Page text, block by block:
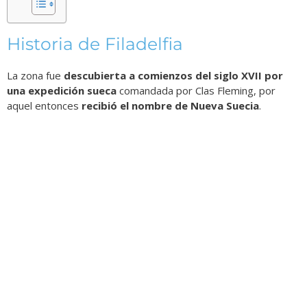
Historia de Filadelfia
La zona fue descubierta a comienzos del siglo XVII por
una expedición sueca comandada por Clas Fleming, por
aquel entonces recibió el nombre de Nueva Suecia.